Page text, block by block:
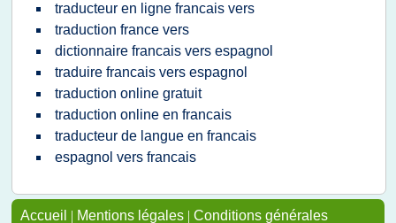
traducteur en ligne francais vers
traduction france vers
dictionnaire francais vers espagnol
traduire francais vers espagnol
traduction online gratuit
traduction online en francais
traducteur de langue en francais
espagnol vers francais
Accueil | Mentions légales | Conditions générales